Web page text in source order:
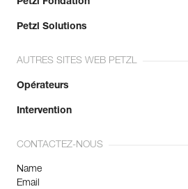
Petzl Solutions
AUTRES SITES WEB PETZL
Opérateurs
Intervention
CONTACTEZ-NOUS
Name
Email